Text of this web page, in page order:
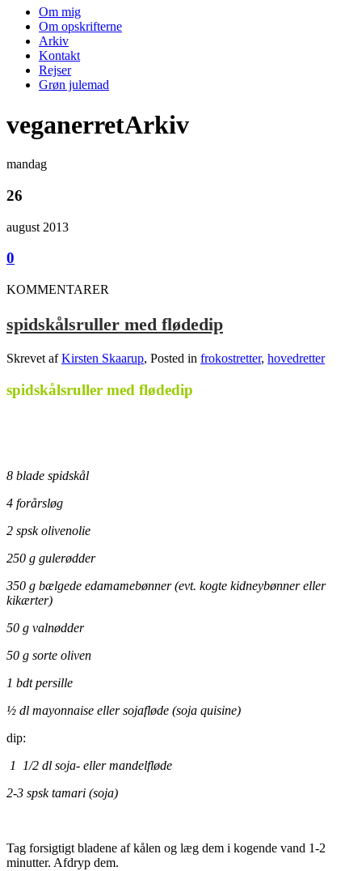
Om mig
Om opskrifterne
Arkiv
Kontakt
Rejser
Grøn julemad
veganerretArkiv
mandag
26
august 2013
0
KOMMENTARER
spidskålsruller med flødedip
Skrevet afKirsten Skaarup, Posted in frokostretter, hovedretter
spidskålsruller med flødedip
8 blade spidskål
4 forårsløg
2 spsk olivenolie
250 g gulerødder
350 g bælgede edamamebønner (evt. kogte kidneybønner eller
kikærter)
50 g valnødder
50 g sorte oliven
1 bdt persille
½ dl mayonnaise eller sojafløde (soja quisine)
dip:
1 1/2 dl soja- eller mandelfløde
2-3 spsk tamari (soja)
Tag forsigtigt bladene af kålen og læg dem i kogende vand 1-2
minutter. Afdryp dem.